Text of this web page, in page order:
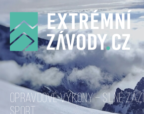
OPRAVDOVÉ VÝKONY – SILNÉ